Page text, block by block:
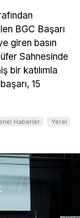
BGC Başarı
giren basın
Sahnesinde
bir katılımla
15
Haberler Yerel